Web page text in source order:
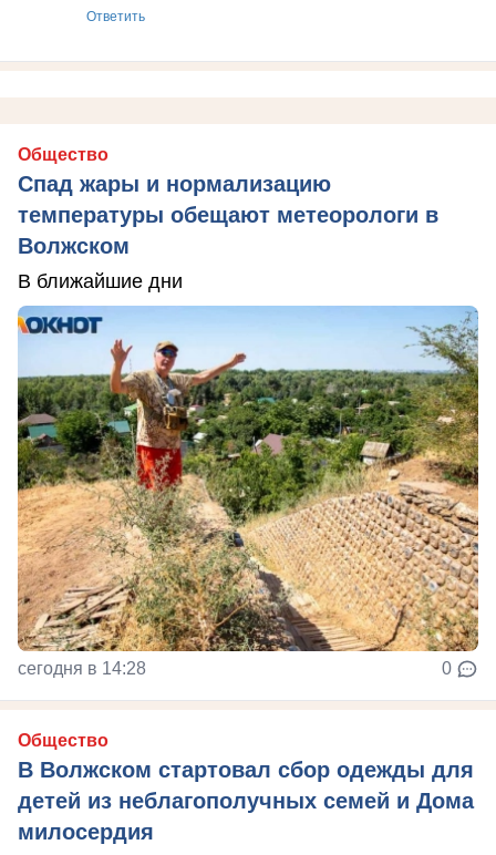
Ответить
Общество
Спад жары и нормализацию
температуры обещают метеорологи в
Волжском
В ближайшие дни
сегодня в 14:28 0
Общество
В Волжском стартовал сбор одежды для
детей из неблагополучных семей и Дома
милосердия